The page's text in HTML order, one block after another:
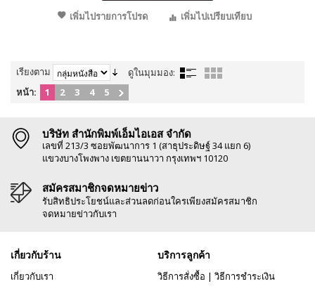
เพิ่มไปรายการโปรด
เพิ่มไปเปรียบเทียบ
เรียงตาม
ดูในมุมมอง:
หน้า:
1 2 3 4 5
บริษัท สำนักพิมพ์เอ็มไอเอส จำกัด
เลขที่ 213/3 ซอยพัฒนาการ 1 (สาธุประดิษฐ์ 34 แยก 6)
แขวงบางโพงพาง เขตยานนาวา กรุงเทพฯ 10120
สมัครสมาชิกจดหมายข่าว
รับสิทธิประโยชน์และส่วนลดก่อนใครเพียงสมัครสมาชิก
จดหมายข่าวกับเรา
เกี่ยวกับร้าน
เกี่ยวกับเรา
บริการลูกค้า
วิธีการสั่งซื้อ | วิธีการชำระเงิน